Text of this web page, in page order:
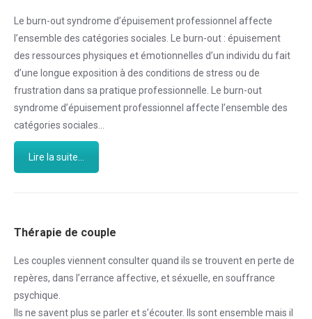
Le burn-out syndrome d’épuisement professionnel affecte
l’ensemble des catégories sociales. Le burn-out : épuisement
des ressources physiques et émotionnelles d’un individu du fait
d’une longue exposition à des conditions de stress ou de
frustration dans sa pratique professionnelle. Le burn-out
syndrome d’épuisement professionnel affecte l’ensemble des
catégories sociales…
Lire la suite...
Thérapie de couple
Les couples viennent consulter quand ils se trouvent en perte de
repères, dans l’errance affective, et séxuelle, en souffrance
psychique.
Ils ne savent plus se parler et s’écouter. Ils sont ensemble mais il